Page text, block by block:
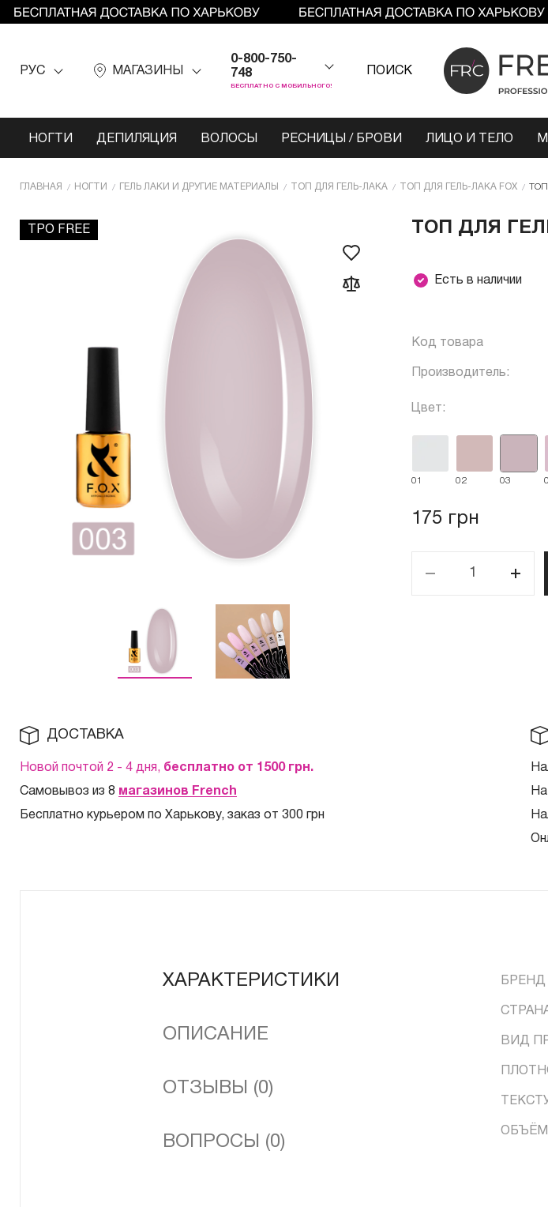
РУС МАГАЗИНЫ
0-800-750-
748
БЕСПЛАТНО С МОБИЛЬНОГО!
ПОИСК
НОГТИ ДЕПИЛЯЦИЯ ВОЛОСЫ РЕСНИЦЫ / БРОВИ ЛИЦО И ТЕЛО
ГЛАВНАЯ НОГТИ ГЕЛЬ ЛАКИ И ДРУГИЕ МАТЕРИАЛЫ ТОП ДЛЯ ГЕЛЬ-ЛАКА ТОП ДЛЯ ГЕЛЬ-ЛАКА FOX ТОП
TPO FREE ТОП ДЛЯ
Есть в наличии
Код товара
Производитель:
Цвет:
01 02 03
175 грн
ДОСТАВКА
Новой почтой 2 - 4 дня, бесплатно от 1500 грн.
Самовывоз из 8 магазинов French
Бесплатно курьером по Харькову, заказ от 300 грн
ХАРАКТЕРИСТИКИ
ОПИСАНИЕ
ОТЗЫВЫ (0)
ВОПРОСЫ (0)
БРЕНД
ВИД
ОБЪЁМ